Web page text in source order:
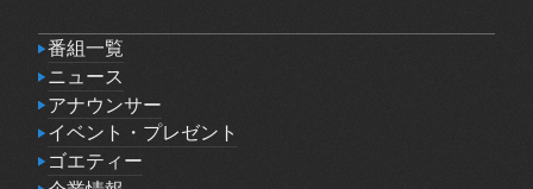
番組一覧
番組一覧
ニュース
ニュース
アナウンサー
アナウンサー
イベント・プレゼント
イベント・プレゼント
ゴエティー